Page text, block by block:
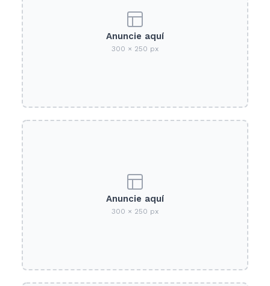
Anuncie aquí
300 × 250 px
Anuncie aquí
300 × 250 px